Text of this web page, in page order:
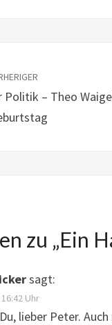
Politik – Theo
zu „Ein
sagt:
Uhr
lieber Peter.